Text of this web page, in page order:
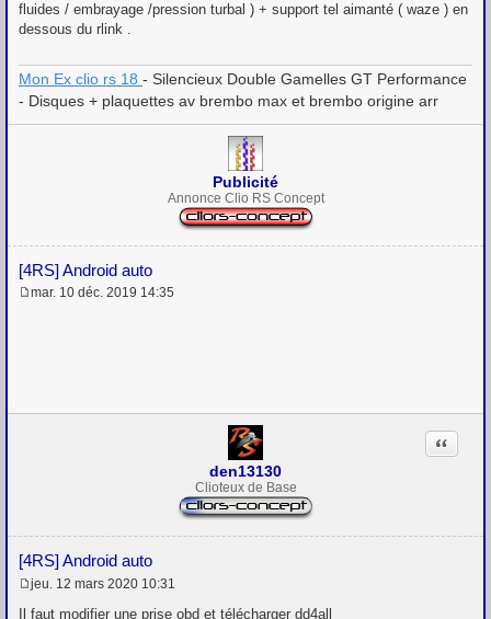
fluides / embrayage /pression turbal ) + support tel aimanté ( waze ) en
dessous du rlink .
Mon Ex clio rs 18 - Silencieux Double Gamelles GT Performance
- Disques + plaquettes av brembo max et brembo origine arr
Publicité
Annonce Clio RS Concept
[4RS] Android auto
mar. 10 déc. 2019 14:35
den13130
Clioteux de Base
[4RS] Android auto
Citation
M
e
jeu. 12 mars 2020 10:31
Il faut modifier une prise obd et télécharger dd4all